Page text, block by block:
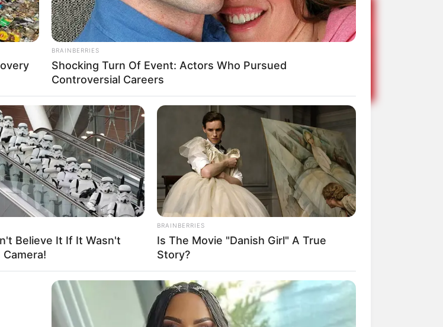
de Meio
climáticos no
toda a população da região.
ShareFacebook
BRAINBERRIES
Shocking Turn Of Event: Actors Who Pursued
Controversial Careers
Believe It If It Wasn't
Camera!
BRAINBERRIES
Is The Movie "Danish Girl" A True
Story?